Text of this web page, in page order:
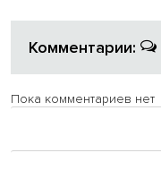
Комментарии:
Пока комментариев нет